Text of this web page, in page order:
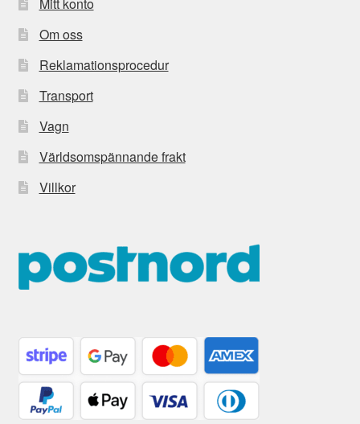
Om oss
Reklamationsprocedur
Transport
Vagn
Världsomspännande frakt
Villkor